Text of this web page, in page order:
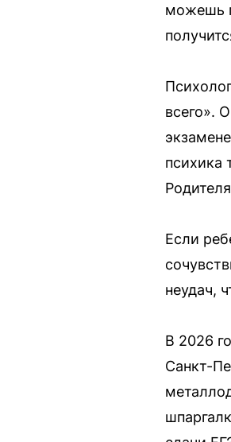
можешь
всего».
психика
Если
неудач,
В 2026
Санкт-